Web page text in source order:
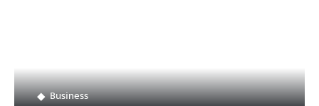
Business